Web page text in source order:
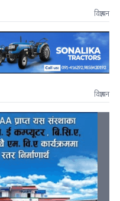
विज्ञापन
विज्ञापन